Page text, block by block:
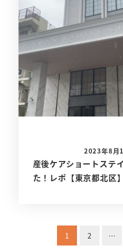
産後ケアショートステ
た！レポ【東京都北区】
2023年8月
1 2 …